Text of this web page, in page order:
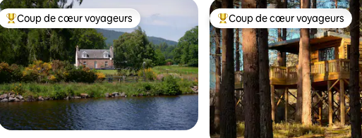
Coups de cœur voyageurs les plus appréciés
Coup de cœur voyageurs Coups de cœur voyageurs les
Coup de cœur voyageurs